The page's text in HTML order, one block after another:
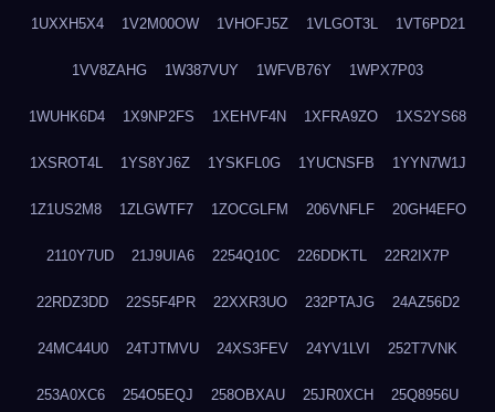
1UXXH5X4 1V2M00OW 1VHOFJ5Z 1VLGOT3L 1VT6PD21
1VV8ZAHG 1W387VUY 1WFVB76Y 1WPX7P03
1WUHK6D4 1X9NP2FS 1XEHVF4N 1XFRA9ZO 1XS2YS68
1XSROT4L 1YS8YJ6Z 1YSKFL0G 1YUCNSFB 1YYN7W1J
1Z1US2M8 1ZLGWTF7 1ZOCGLFM 206VNFLF 20GH4EFO
2110Y7UD 21J9UIA6 2254Q10C 226DDKTL 22R2IX7P
22RDZ3DD 22S5F4PR 22XXR3UO 232PTAJG 24AZ56D2
24MC44U0 24TJTMVU 24XS3FEV 24YV1LVI 252T7VNK
253A0XC6 254O5EQJ 258OBXAU 25JR0XCH 25Q8956U